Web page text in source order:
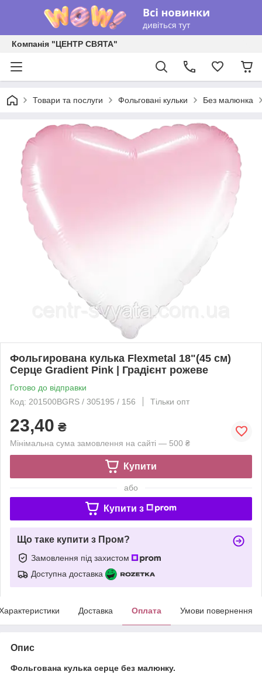
Компанія "ЦЕНТР СВЯТА"
Товари та послуги Фольговані кульки Без малюнка
Фольгирована кулька Flexmetal 18"(45 см)
Серце Gradient Pink | Градієнт рожеве
Готово до відправки
Код: 201500BGRS / 305195 / 156
Тільки опт
23,40 ₴
Мінімальна сума замовлення на сайті — 500 ₴
Купити
або
Купити з
Що таке купити з Пром?
Замовлення під захистом
Доступна доставка
Доставка Оплата Умови повернення
Опис
Фольгована кулька серце без малюнку.